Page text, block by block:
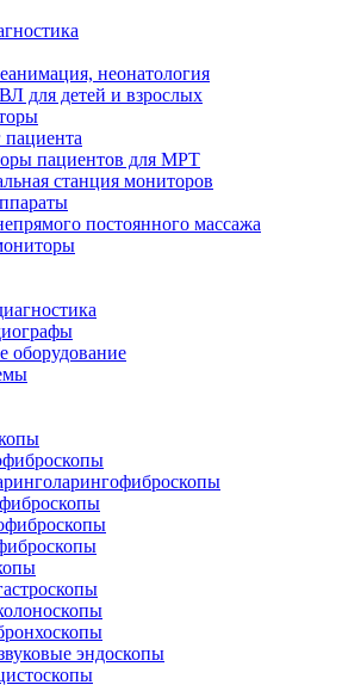
неонатология
для детей и взрослых
пациентов для МРТ
станция мониторов
постоянного массажа
оборудование
эндоскопы